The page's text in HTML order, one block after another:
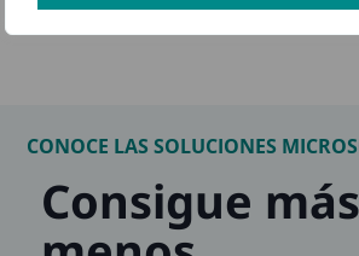
CONOCE LAS SOLUCIONES
Consigue